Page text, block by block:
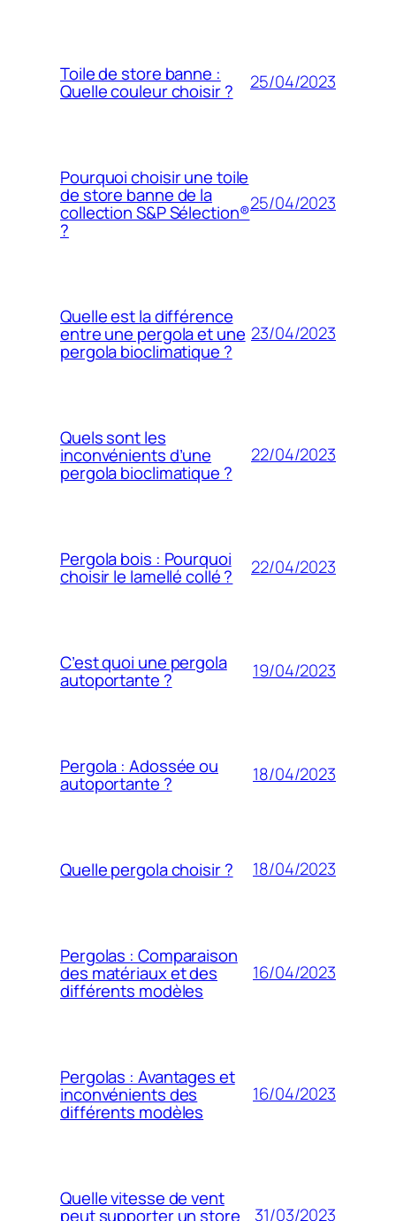
Toile de store banne :
Quelle couleur choisir ? 25/04/2023
Pourquoi choisir une toile
de store banne de la
collection S&P Sélection®
?
25/04/2023
Quelle est la différence
entre une pergola et une
pergola bioclimatique ?
23/04/2023
Quels sont les
inconvénients d’une
pergola bioclimatique ?
22/04/2023
Pergola bois : Pourquoi
choisir le lamellé collé ? 22/04/2023
C’est quoi une pergola
autoportante ? 19/04/2023
Pergola : Adossée ou
autoportante ? 18/04/2023
Quelle pergola choisir ? 18/04/2023
Pergolas : Comparaison
des matériaux et des
différents modèles
16/04/2023
Pergolas : Avantages et
inconvénients des
différents modèles
16/04/2023
Quelle vitesse de vent
peut supporter un store 31/03/2023